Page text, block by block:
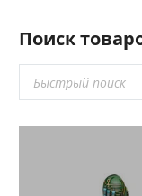
Поиск
товаров